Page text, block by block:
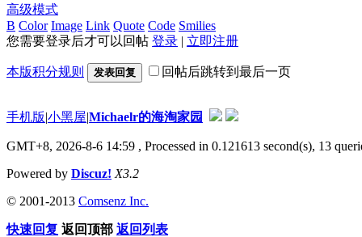
高级模式
B Color Image Link Quote Code Smilies
您需要登录后才可以回帖 登录 | 立即注册
本版积分规则 发表回复 回帖后跳转到最后一页
手机版|小黑屋|Michaelr的海淘家园
GMT+8, 2026-8-6 14:59 , Processed in 0.121613 second(s), 13
Powered by Discuz! X3.2
© 2001-2013 Comsenz Inc.
快速回复 返回顶部 返回列表